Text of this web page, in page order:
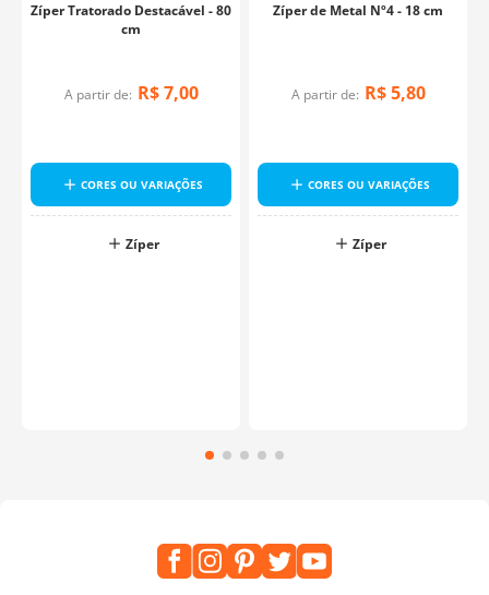
Zíper Tratorado Destacável - 80
cm
A partir de: R$ 7,00
CORES OU VARIAÇÕES
Zíper
Zíper de Metal Nº4 - 18 cm
A partir de: R$ 5,80
CORES OU VARIAÇÕES
Zíper